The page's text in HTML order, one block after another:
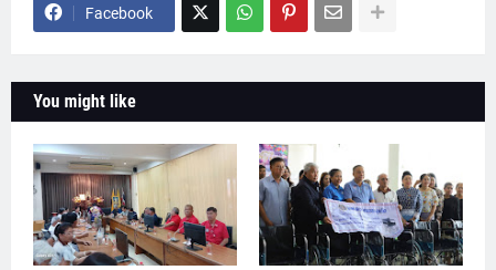
Facebook
You might like